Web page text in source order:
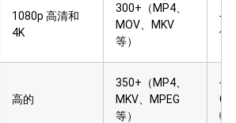
1080p 高清和
4K
300+（MP4、
MOV、MKV
等）
√
倍
高的
350+（MP4、
MKV、MPEG
等）
√
較